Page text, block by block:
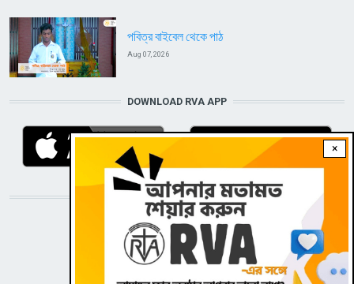
×
পবিত্র বাইবেল থেকে পাঠ
Aug 07, 2026
DOWNLOAD RVA APP
STAY CONNECTED WITH US!